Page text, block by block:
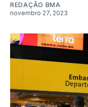
REDAÇÃO BMA
novembro 27, 2023